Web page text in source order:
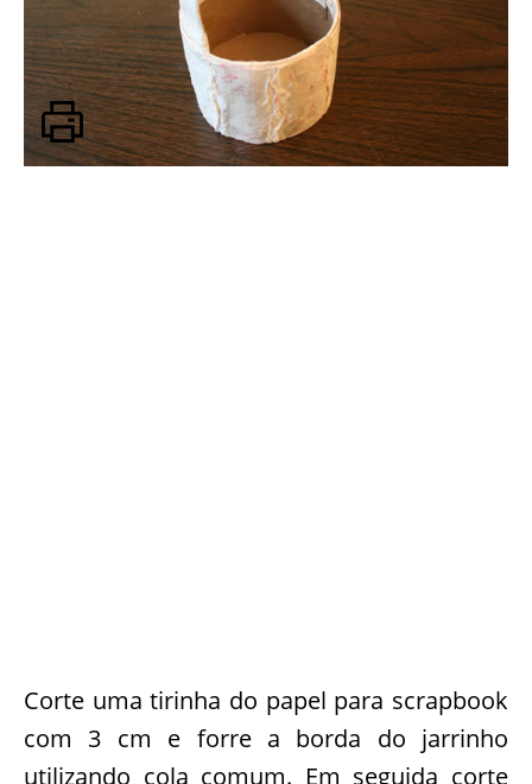
Corte uma tirinha do papel para scrapbook
com 3 cm e forre a borda do jarrinho
utilizando cola comum. Em seguida corte